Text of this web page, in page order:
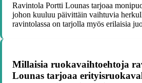
Ravintola Portti Lounas tarjoaa
johon kuuluu päivittäin vaihtuvia
ravintolassa on tarjolla myös erilaisia
Millaisia ruokavaihtoehtoja
Lounas tarjoaa